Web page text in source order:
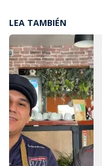
LEA TAMBIÉN